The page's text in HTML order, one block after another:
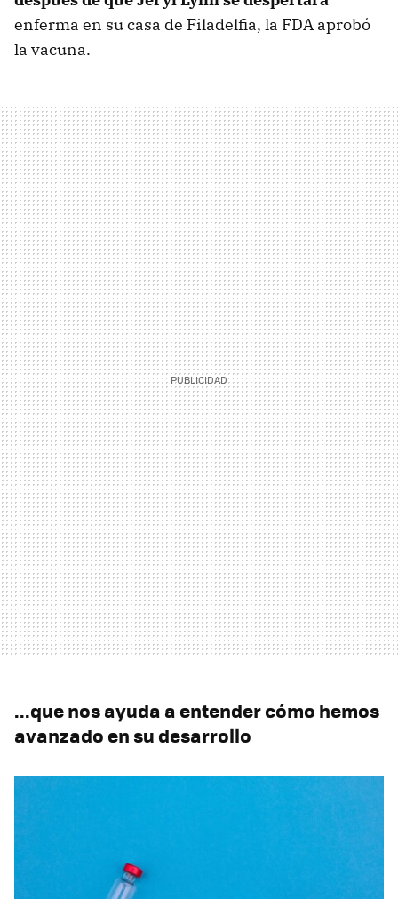
enferma en su casa de Filadelfia, la FDA aprobó
la vacuna.
...que nos ayuda a entender cómo hemos
avanzado en su desarrollo